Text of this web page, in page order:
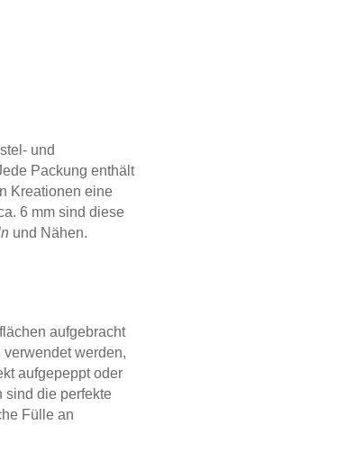
und
Packung enthält
Kreationen eine
6 mm sind diese
und Nähen.
aufgebracht
werden,
aufgepeppt oder
sind die perfekte
Fülle an